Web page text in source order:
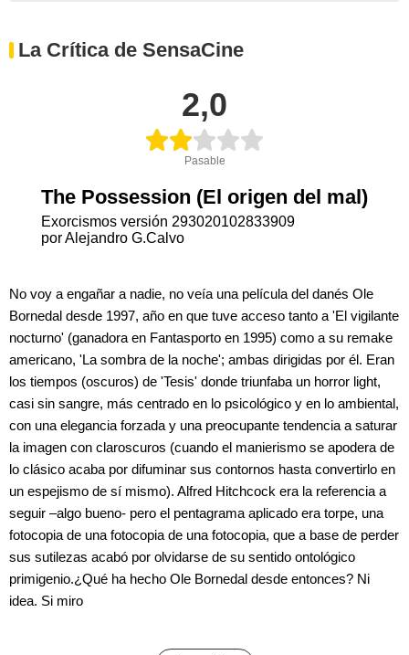
La Crítica de SensaCine
2,0
Pasable
The Possession (El origen del mal)
Exorcismos versión 293020102833909
por Alejandro G.Calvo
No voy a engañar a nadie, no veía una película del danés Ole
Bornedal desde 1997, año en que tuve acceso tanto a 'El vigilante
nocturno' (ganadora en Fantasporto en 1995) como a su remake
americano, 'La sombra de la noche'; ambas dirigidas por él. Eran
los tiempos (oscuros) de 'Tesis' donde triunfaba un horror light,
casi sin sangre, más centrado en lo psicológico y en lo ambiental,
con una elegancia forzada y una preocupante tendencia a saturar
la imagen con claroscuros (cuando el manierismo se apodera de
lo clásico acaba por difuminar sus contornos hasta convertirlo en
un espejismo de sí mismo). Alfred Hitchcock era la referencia a
seguir –algo bueno- pero el pentagrama aplicado era torpe, una
fotocopia de una fotocopia de una fotocopia, que a base de perder
sus sutilezas acabó por olvidarse de su sentido ontológico
primigenio.¿Qué ha hecho Ole Bornedal desde entonces? Ni
idea. Si miro